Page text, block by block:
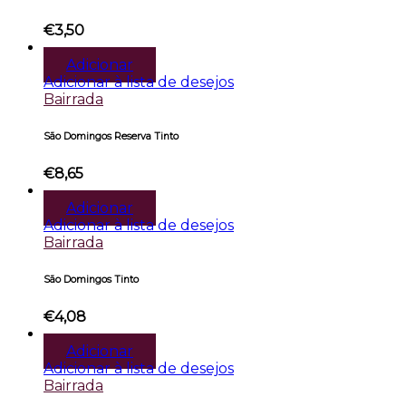
€3,50
Adicionar
Adicionar à lista de desejos
Bairrada
São Domingos Reserva Tinto
€8,65
Adicionar
Adicionar à lista de desejos
Bairrada
São Domingos Tinto
€4,08
Adicionar
Adicionar à lista de desejos
Bairrada